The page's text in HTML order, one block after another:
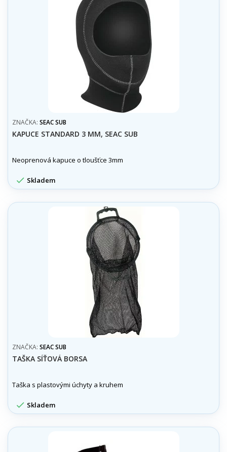
ZNAČKA: SEAC SUB
KAPUCE STANDARD 3 MM, SEAC SUB
Neoprenová kapuce o tloušťce 3mm
 Skladem
ZNAČKA: SEAC SUB
TAŠKA SÍŤOVÁ BORSA
Taška s plastovými úchyty a kruhem
 Skladem